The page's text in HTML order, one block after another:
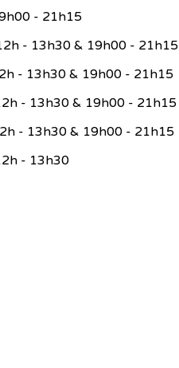
- 21h15
- 13h30 & 19h00 - 21h15
& 19h00 - 21h15
- 13h30 & 19h00 - 21h15
13h30 & 19h00 - 21h15
- 13h30